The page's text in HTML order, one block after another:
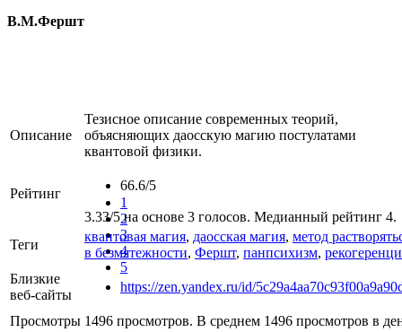
В.М.Фершт
Описание
Тезисное описание современных теорий,
объясняющих даосскую магию постулатами
квантовой физики.
Рейтинг
66.6/5
1
2
3
4
5
3.33/5 на основе 3 голосов. Медианный рейтинг 4.
Теги
квантовая магия, даосская магия, метод
в безмятежности, Фершт, панпсихизм,
Близкие
веб-сайты
https://zen.yandex.ru/id/
Просмотры 1496 просмотров. В среднем 1496 просмотров в